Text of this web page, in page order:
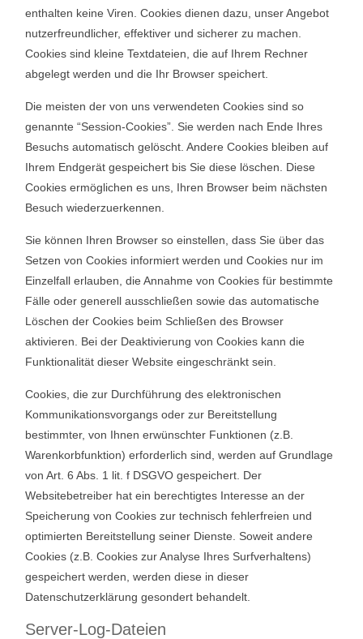
enthalten keine Viren. Cookies dienen dazu, unser Angebot
nutzerfreundlicher, effektiver und sicherer zu machen.
Cookies sind kleine Textdateien, die auf Ihrem Rechner
abgelegt werden und die Ihr Browser speichert.
Die meisten der von uns verwendeten Cookies sind so
genannte “Session-Cookies”. Sie werden nach Ende Ihres
Besuchs automatisch gelöscht. Andere Cookies bleiben auf
Ihrem Endgerät gespeichert bis Sie diese löschen. Diese
Cookies ermöglichen es uns, Ihren Browser beim nächsten
Besuch wiederzuerkennen.
Sie können Ihren Browser so einstellen, dass Sie über das
Setzen von Cookies informiert werden und Cookies nur im
Einzelfall erlauben, die Annahme von Cookies für bestimmte
Fälle oder generell ausschließen sowie das automatische
Löschen der Cookies beim Schließen des Browser
aktivieren. Bei der Deaktivierung von Cookies kann die
Funktionalität dieser Website eingeschränkt sein.
Cookies, die zur Durchführung des elektronischen
Kommunikationsvorgangs oder zur Bereitstellung
bestimmter, von Ihnen erwünschter Funktionen (z.B.
Warenkorbfunktion) erforderlich sind, werden auf Grundlage
von Art. 6 Abs. 1 lit. f DSGVO gespeichert. Der
Websitebetreiber hat ein berechtigtes Interesse an der
Speicherung von Cookies zur technisch fehlerfreien und
optimierten Bereitstellung seiner Dienste. Soweit andere
Cookies (z.B. Cookies zur Analyse Ihres Surfverhaltens)
gespeichert werden, werden diese in dieser
Datenschutzerklärung gesondert behandelt.
Server-Log-Dateien